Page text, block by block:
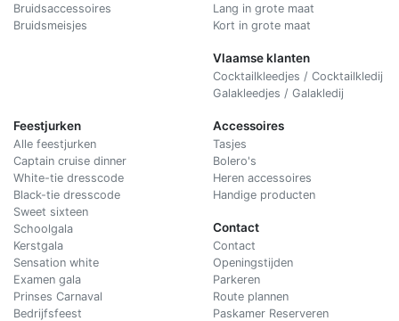
Bruidsaccessoires
Bruidsmeisjes
Lang in grote maat
Kort in grote maat
Vlaamse klanten
Cocktailkleedjes / Cocktailkledij
Galakleedjes / Galakledij
Feestjurken
Alle feestjurken
Captain cruise dinner
White-tie dresscode
Black-tie dresscode
Sweet sixteen
Schoolgala
Kerstgala
Sensation white
Examen gala
Prinses Carnaval
Bedrijfsfeest
Accessoires
Tasjes
Bolero's
Heren accessoires
Handige producten
Contact
Contact
Openingstijden
Parkeren
Route plannen
Paskamer Reserveren